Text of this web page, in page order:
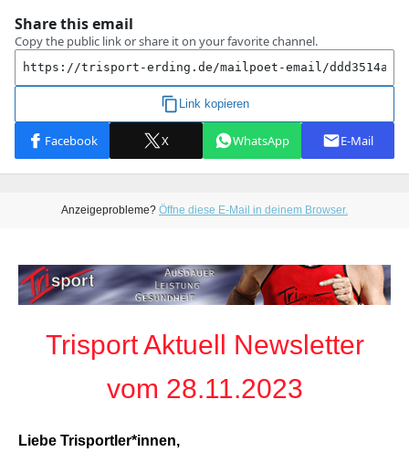
Anzeigeprobleme? Öffne diese E-Mail in deinem Browser.
Trisport Aktuell Newsletter
vom 28.11.2023
Liebe Trisportler*innen,